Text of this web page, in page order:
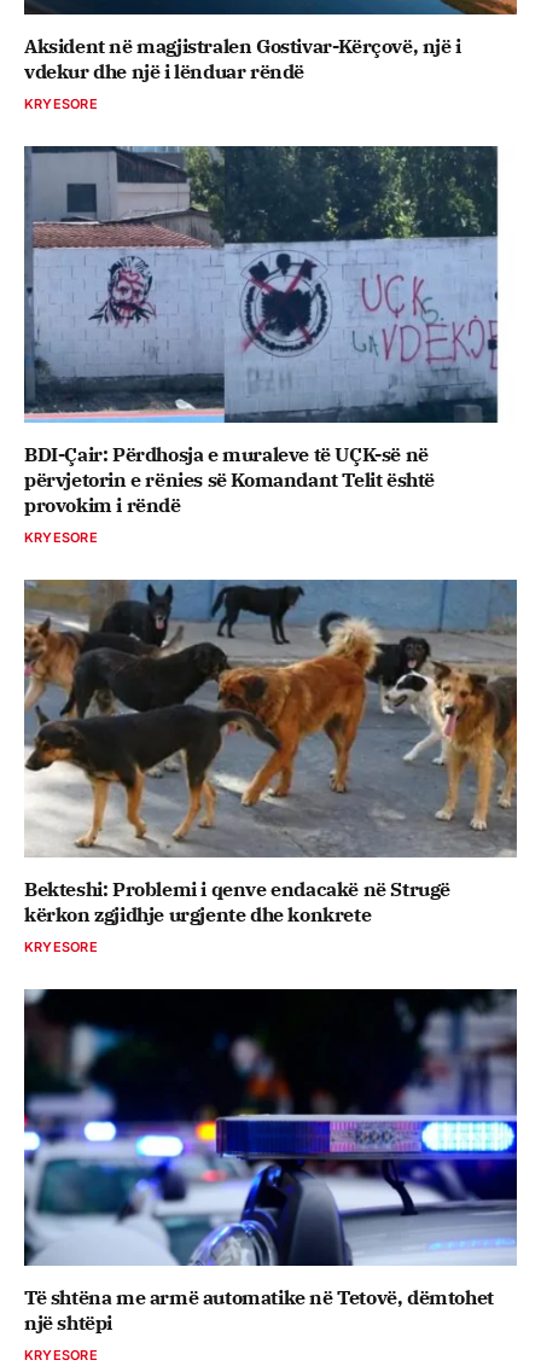
Aksident në magjistralen Gostivar-Kërçovë, një i
vdekur dhe një i lënduar rëndë
KRYESORE
BDI-Çair: Përdhosja e muraleve të UÇK-së në
përvjetorin e rënies së Komandant Telit është
provokim i rëndë
KRYESORE
Bekteshi: Problemi i qenve endacakë në Strugë
kërkon zgjidhje urgjente dhe konkrete
KRYESORE
Të shtëna me armë automatike në Tetovë, dëmtohet
një shtëpi
KRYESORE